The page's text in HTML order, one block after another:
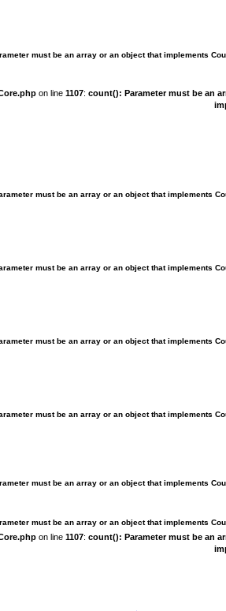
must be an array or an object that implements
on line 1107: count(): Parameter must be an
must be an array or an object that implements
must be an array or an object that implements
must be an array or an object that implements
must be an array or an object that implements
must be an array or an object that implements
must be an array or an object that implements
on line 1107: count(): Parameter must be an